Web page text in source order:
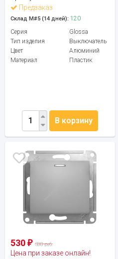
Предзаказ
Склад М#5 (14 дней): 120
Серия
Glossa
Тип изделия
Выключатель
Цвет
Алюминий
Материал
Пластик
В корзину
530 ₽ 588 руб.
Цена при заказе онлайн!